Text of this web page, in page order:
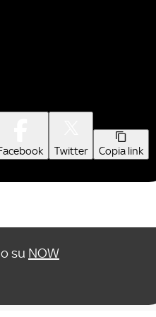
Twitter Copia link
su NOW